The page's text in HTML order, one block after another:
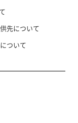
先について
ついて